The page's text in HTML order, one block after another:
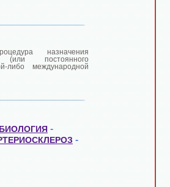
назначения
(или постоянного
либо международной
-
-